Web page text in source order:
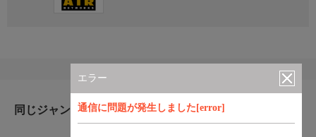
エラー
通信に問題が発生しました[error]
同じジャンルのおすすめ番組